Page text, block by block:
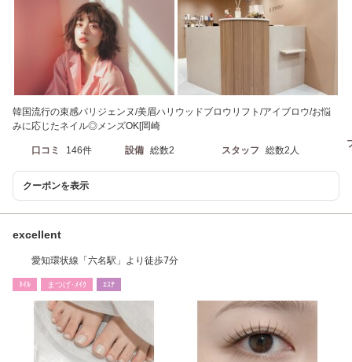
韓国流行の束感パリジェンヌ/美眉ハリウッドブロウリフト/アイブロウ/お悩
みに応じたネイル◎メンズOK[岡崎
口コミ 146件 設備 総数2 スタッフ 総数2人
クーポンを表示
excellent
愛知環状線「六名駅」より徒歩7分
ﾈｲﾙ まつげ･ﾒｲｸ ｴｽﾃ